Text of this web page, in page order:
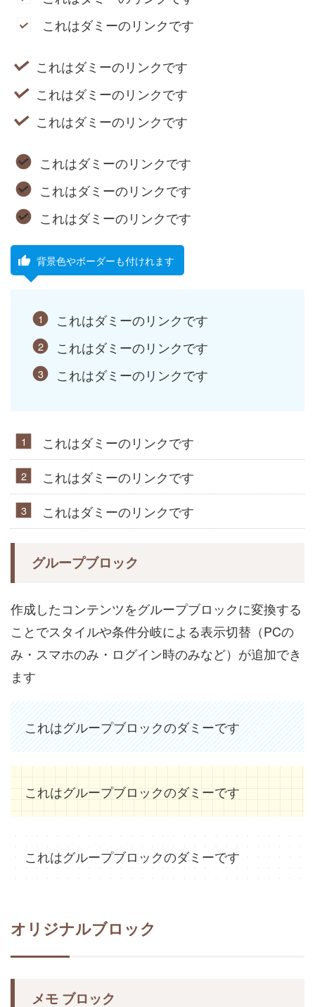
これはダミーのリンクです
これはダミーのリンクです
これはダミーのリンクです
これはダミーのリンクです
これはダミーのリンクです
これはダミーのリンクです
これはダミーのリンクです
背景色やボーダーも付けれます
これはダミーのリンクです
これはダミーのリンクです
これはダミーのリンクです
これはダミーのリンクです
これはダミーのリンクです
これはダミーのリンクです
グループブロック
作成したコンテンツをグループブロックに変換する
ことでスタイルや条件分岐による表示切替（PCの
み・スマホのみ・ログイン時のみなど）が追加でき
ます
これはグループブロックのダミーです
これはグループブロックのダミーです
これはグループブロックのダミーです
オリジナルブロック
メモ ブロック